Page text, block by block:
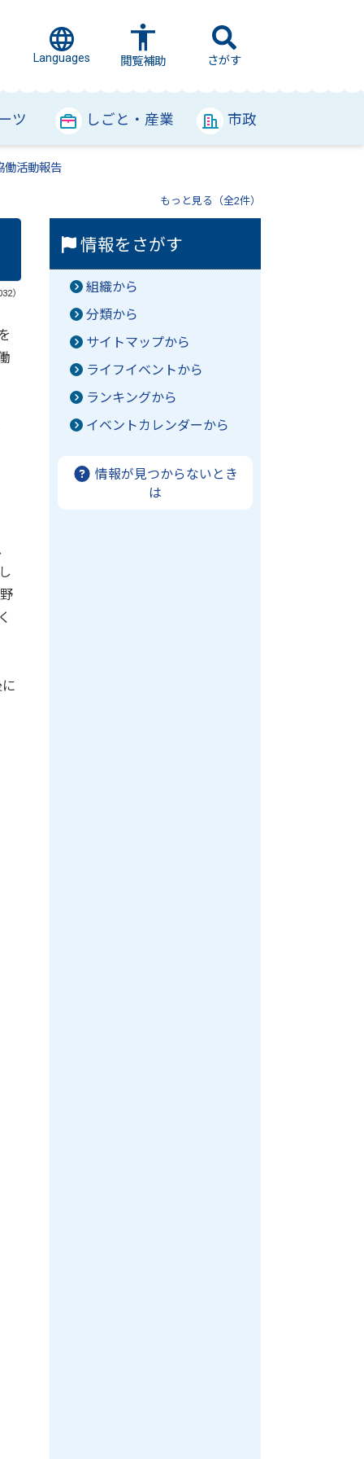
Languages 閲覧補助 さがす
ツ しごと・産業 市政
働活動報告
もっと見る（全2件）
）
情報をさがす
組織から
分類から
サイトマップから
ライフイベントから
ランキングから
イベントカレンダーから
情報が見つからないとき
は